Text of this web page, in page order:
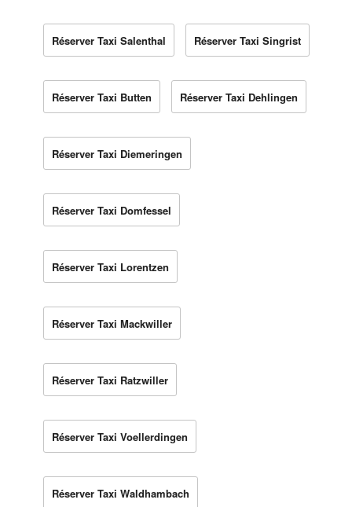
Réserver Taxi Salenthal Réserver Taxi Singrist
Réserver Taxi Butten Réserver Taxi Dehlingen
Réserver Taxi Diemeringen
Réserver Taxi Domfessel
Réserver Taxi Lorentzen
Réserver Taxi Mackwiller
Réserver Taxi Ratzwiller
Réserver Taxi Voellerdingen
Réserver Taxi Waldhambach